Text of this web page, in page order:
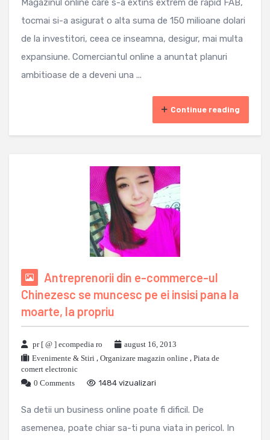
Magazinul online care s-a extins extrem de rapid FAB,
tocmai si-a asigurat o alta suma de 150 milioane dolari
de la investitori, ceea ce inseamna, desigur, mai multa
expansiune. Comerciantul online a anuntat planuri
ambitioase de a deveni una ...
Continue reading
Antreprenorii din e-commerce-ul
Chinezesc se muncesc pe ei insisi pana la
moarte, la propriu
pr [ @ ] ecompedia ro
august 16, 2013
Evenimente & Stiri , Organizare magazin online , Piata de
comert electronic
0 Comments
1484 vizualizari
Sa detii un business online poate fi dificil. De
asemenea, poate chiar sa-ti puna viata in pericol. In